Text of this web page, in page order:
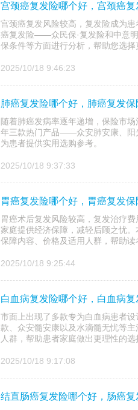
宫颈癌复发险哪个好，宫颈癌
宫颈癌复发风险较高，复发险成为
癌复发险——众民保·复发险和中意
保条件等方面进行分析，帮助您选
2025/10/18 9:46:23
肺癌复发险哪个好，肺癌复发
随着肺癌发病率逐年递增，保险市
年三款热门产品——众安肺安康、阳
为患者提供实用选购参考。
2025/10/18 9:37:33
胃癌复发险哪个好，胃癌复发
胃癌术后复发风险较高，复发治疗
家庭提供经济保障，减轻后顾之忧
保障内容、价格及适用人群，帮助读
2025/10/18 9:25:44
白血病复发险哪个好，白血病
市面上出现了多款专为白血病患者
款、众安髓安康以及水滴髓无忧等
人群，帮助患者家庭做出更理性的选
2025/10/18 9:17:08
结直肠癌复发险哪个好，肠癌